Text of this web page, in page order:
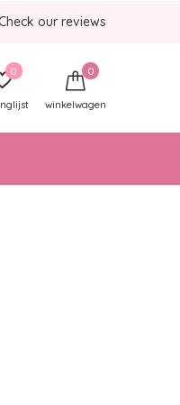
0
winkelwagen
0
our reviews